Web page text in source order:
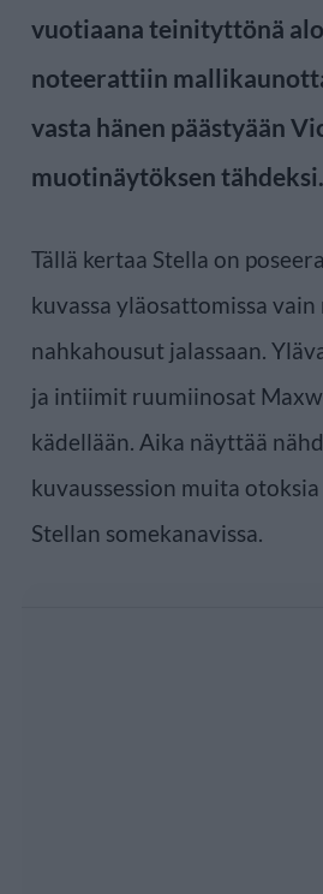
vuotiaana teinityttönä
noteerattiin
vasta hänen päästyään
muotinäytöksen tähdeksi.
Tällä kertaa Stella on
kuvassa yläosattomissa
nahkahousut jalassaan.
ja intiimit ruumiinosat
kädellään. Aika näyttää
kuvaussession muita
Stellan somekanavissa.